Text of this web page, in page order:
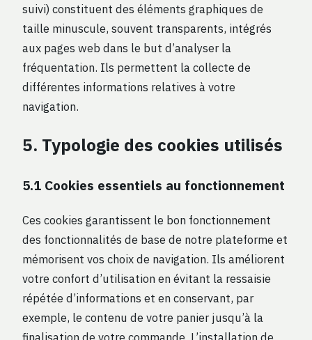
suivi) constituent des éléments graphiques de
taille minuscule, souvent transparents, intégrés
aux pages web dans le but d’analyser la
fréquentation. Ils permettent la collecte de
différentes informations relatives à votre
navigation.
5. Typologie des cookies utilisés
5.1 Cookies essentiels au fonctionnement
Ces cookies garantissent le bon fonctionnement
des fonctionnalités de base de notre plateforme et
mémorisent vos choix de navigation. Ils améliorent
votre confort d’utilisation en évitant la ressaisie
répétée d’informations et en conservant, par
exemple, le contenu de votre panier jusqu’à la
finalisation de votre commande. L’installation de